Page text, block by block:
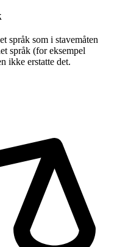
språk som i stavemåten
språk (for eksempel
ikke erstatte det.